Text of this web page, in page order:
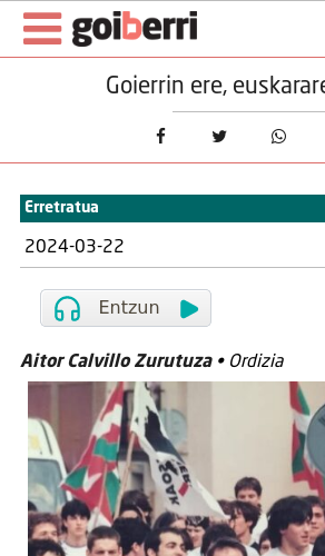
Goierrin ere,
Erretratua
2024-03-22
Aitor Calvillo Zurutuza• Ordizia